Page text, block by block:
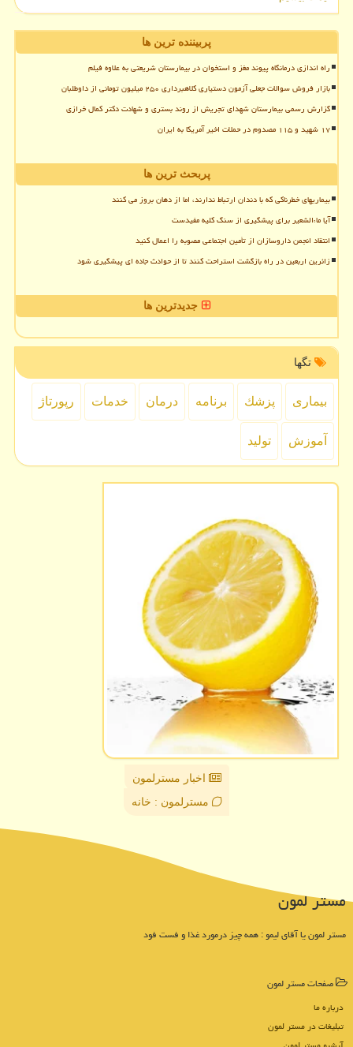
پربیننده ترین ها
راه اندازی درمانگاه پیوند مغز و استخوان در بیمارستان شریعتی به علاوه فیلم
بازار فروش سوالات جعلی آزمون دستیاری کلاهبرداری ۲۵۰ میلیون تومانی از داوطلبان
گزارش رسمی بیمارستان شهدای تجریش از روند بستری و شهادت دکتر کمال خرازی
۱۷ شهید و ۱۱۵ مصدوم در حملات اخیر آمریکا به ایران
پربحث ترین ها
بیماریهای خطرناکی که با دندان ارتباط ندارند، اما از دهان بروز می کنند
آیا ماءالشعیر برای پیشگیری از سنگ کلیه مفیدست
انتقاد انجمن داروسازان از تأمین اجتماعی مصوبه را اعمال کنید
زائرین اربعین در راه بازگشت استراحت کنند تا از حوادث جاده ای پیشگیری شود
جدیدترین ها
تگها
بیماری پزشك برنامه درمان خدمات رپورتاژ
آموزش تولید
اخبار مسترلمون
مسترلمون : خانه
مستر لمون
مستر لمون یا آقای لیمو : همه چیز درمورد غذا و فست فود
صفحات مستر لمون
درباره ما
تبلیغات در مستر لمون